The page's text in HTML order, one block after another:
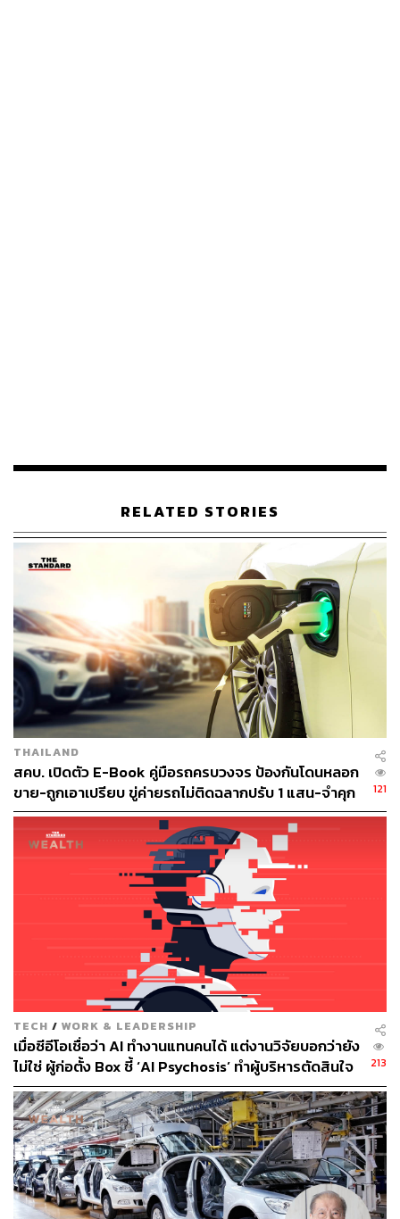
นอกจากนี้ Continental ยังให้ความสำคัญกับความท้าทาย
เฉพาะด้าน เช่น การปกป้องข้อมูลส่วนบุคคล และการจัดการ
พลังงานให้มีประสิทธิภาพสูงสุด เพื่อไม่ให้สิ้นเปลืองแบตเตอรี่
มากเกินไป บริษัทยังพัฒนาระบบการประมวลผลข้อมูลที่
รวดเร็วและแม่นยำ เพื่อให้การตอบสนองของระบบเป็นไป
อย่างทันท่วงที โดยไม่ต้องพึ่งพาการเชื่อมต่ออินเทอร์เน็ต
ตลอดเวลา
การเปิดตัวเทคโนโลยีนี้ของ Continental ไม่เพียงแต่แสดงให้
เห็นถึงความก้าวหน้าทางเทคโนโลยี แต่ยังสะท้อนให้เห็นถึง
ทิศทางของอุตสาหกรรมยานยนต์ในอนาคตที่จะมุ่งเน้นการ
ผสานเทคโนโลยีอัจฉริยะเข้ากับการใช้งานในชีวิตประจำวัน
เพื่อสร้างประสบการณ์การขับขี่ที่สะดวก ปลอดภัย และเป็น
ส่วนตัวมากยิ่งขึ้น
อ้างอิง:
https://www.scmp.com/lifestyle/travel-leisure/article/3
293996/facial-recognition-using-biometrics-unlock-y
our-car-coming-soon
https://www.thestar.com.my/tech/tech-news/2025/01/
08/cars-that-scan-your-face-to-unlock-are-coming-so
on-says-continental
TAGS: เทคโนโลยี รถยนต์ Continental
246
RELATED STORIES
THAILAND
สคบ. เปิดตัว E-Book คู่มือรถครบวงจร ป้องกันโดนหลอก
ขาย-ถูกเอาเปรียบ ขู่ค่ายรถไม่ติดฉลากปรับ 1 แสน-จำคุก
121
TECH / WORK & LEADERSHIP
เมื่อซีอีโอเชื่อว่า AI ทำงานแทนคนได้ แต่งานวิจัยบอกว่ายัง
ไม่ใช่ ผู้ก่อตั้ง Box ชี้ ‘AI Psychosis’ ทำผู้บริหารตัดสินใจ
ปลดคนจากสิ่งที่ไม่เคยลงมือ
213